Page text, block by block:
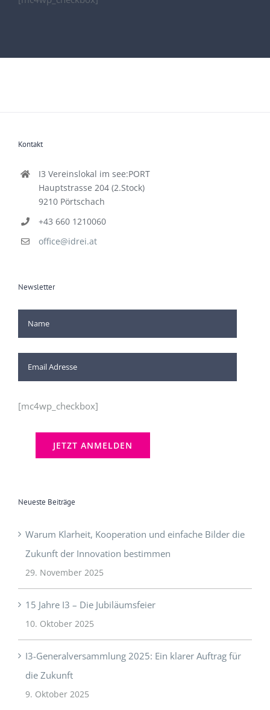
Kontakt
I3 Vereinslokal im see:PORT
Hauptstrasse 204 (2.Stock)
9210 Pörtschach
+43 660 1210060
office@idrei.at
Newsletter
[mc4wp_checkbox]
Neueste Beiträge
Warum Klarheit, Kooperation und einfache Bilder die
Zukunft der Innovation bestimmen
29. November 2025
15 Jahre I3 – Die Jubiläumsfeier
10. Oktober 2025
I3-Generalversammlung 2025: Ein klarer Auftrag für
die Zukunft
9. Oktober 2025